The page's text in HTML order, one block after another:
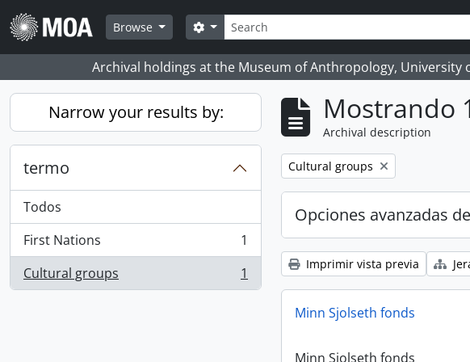
Skip to main content
Browse
Búsqueda
Search options
Archival holdings at the Museum of Anthropology, University
Narrow your results by:
termo
Todos
First Nations
, 1 resultados
1
Cultural groups
, 1 resultados 1
Mostrando
Archival description
Remove filter:
Cultural groups
Opciones avanzadas
Imprimir vista previa
Minn Sjolseth fonds
Minn Sjolseth fonds